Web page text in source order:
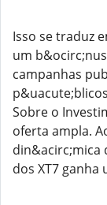
Isso se traduz
um
campanhas
Sobre o
oferta ampla.
din&acirc;mica
dos XT7